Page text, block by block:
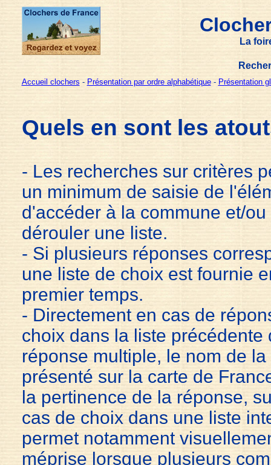
La
Accueil clochers - Présentation par ordre alphabétique- Présentation
Quels en sont les
- Les recherches sur critères
un minimum de saisie de
d'accéder à la commune et/
dérouler une liste.
- Si plusieurs réponses
une liste de choix est fournie
premier temps.
- Directement en cas de
choix dans la liste précédente
réponse multiple, le nom de
présenté sur la carte de
la pertinence de la réponse,
cas de choix dans une liste
permet notamment
méprise lorsque plusieurs